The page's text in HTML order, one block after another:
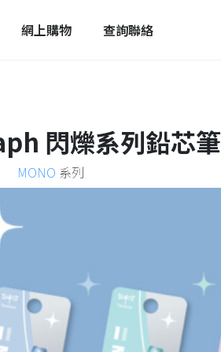
網上購物 查詢聯絡
閃爍系列鉛芯筆
MONO 系列